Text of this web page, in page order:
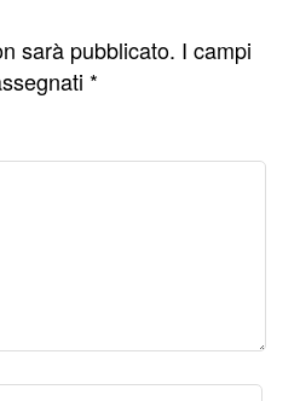
sarà pubblicato. I campi
*